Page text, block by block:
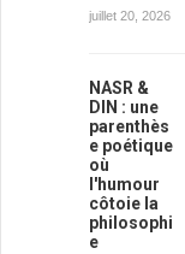
juillet 20, 2026
NASR &
DIN : une
parenthès
e poétique
où
l'humour
côtoie la
philosophi
e